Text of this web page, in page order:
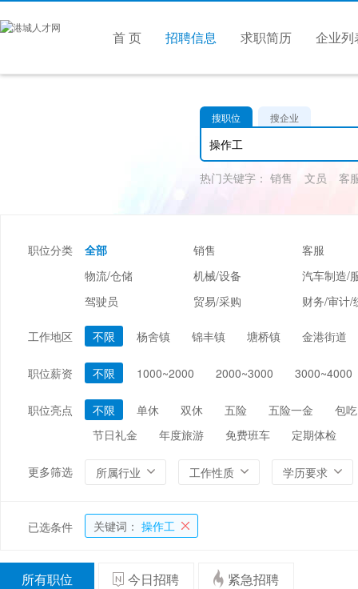
首 页 招聘信息 求职简历 企业列
搜职位 搜企业
热门关键字： 销售 文员 客
职位分类 全部 销售
客服
物流/仓储
机械/设备
汽车制造/
驾驶员
贸易/采购
财务/审计/
美容/美发
编辑/出版/印刷
金融/证券/投资
保险
能源/电力/矿产
化工 环保
工作地区 不限 杨舍镇 锦丰镇 塘桥镇 金港街道
职位薪资 不限 1000~2000 2000~3000 3000~4000
职位亮点 不限 单休 双休 五险 五险一金
包吃
节日礼金
年度旅游 免费班车 定期体检
更多筛选 所属行业 工作性质 学历要求
已选条件 关键词： 操作工
所有职位 今日招聘 紧急招聘